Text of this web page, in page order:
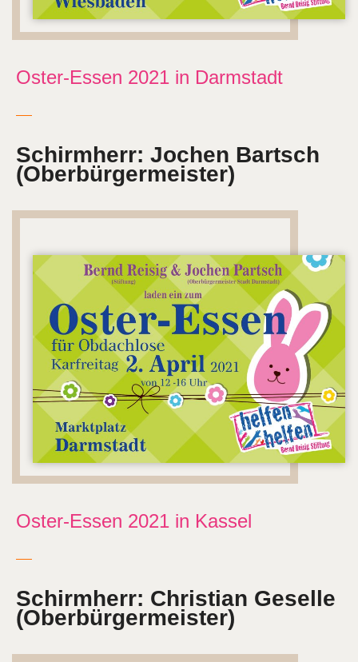
Oster-Essen 2021 in Darmstadt
Schirmherr: Jochen Bartsch
(Oberbürgermeister)
Oster-Essen 2021 in Kassel
Schirmherr: Christian Geselle
(Oberbürgermeister)